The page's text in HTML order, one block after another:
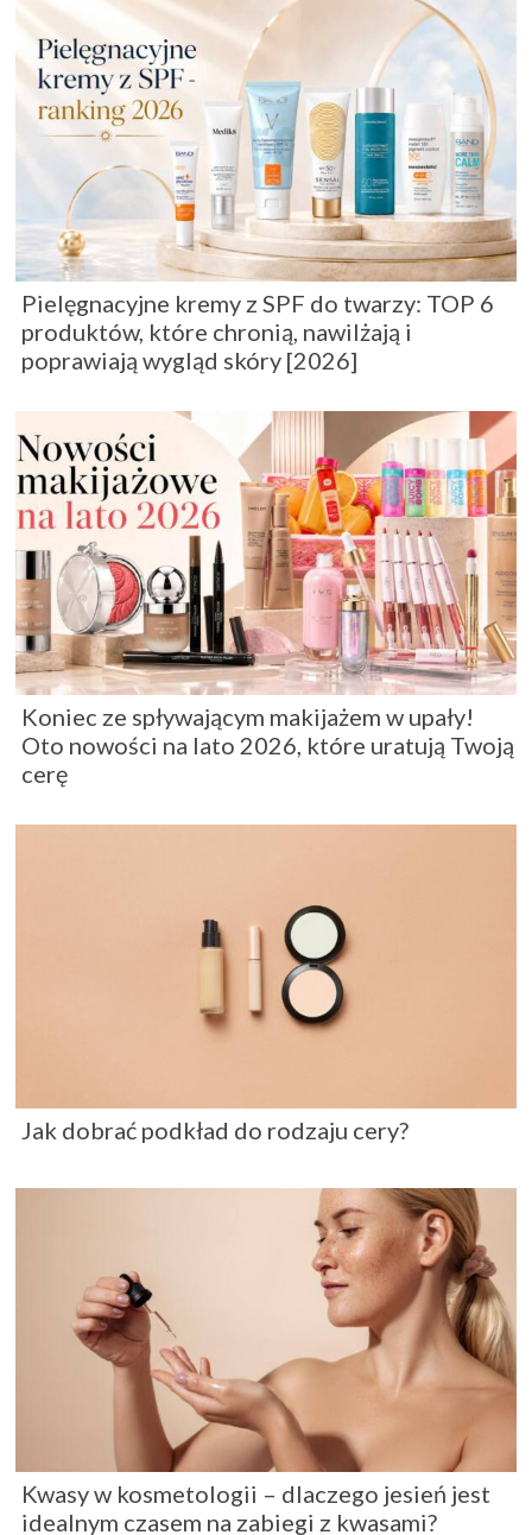
Pielęgnacyjne kremy z SPF do twarzy: TOP 6
produktów, które chronią, nawilżają i
poprawiają wygląd skóry [2026]
Koniec ze spływającym makijażem w upały!
Oto nowości na lato 2026, które uratują Twoją
cerę
Jak dobrać podkład do rodzaju cery?
Kwasy w kosmetologii – dlaczego jesień jest
idealnym czasem na zabiegi z kwasami?